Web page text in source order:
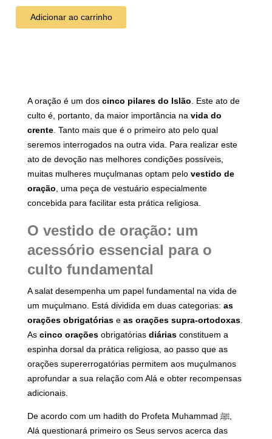
Adicionar ao carrinho
A oração é um dos cinco pilares do Islão . Este ato de
culto é, portanto, da maior importância na vida do
crente . Tanto mais que é o primeiro ato pelo qual
seremos interrogados na outra vida. Para realizar este
ato de devoção nas melhores condições possíveis,
muitas mulheres muçulmanas optam pelo vestido de
oração , uma peça de vestuário especialmente
concebida para facilitar esta prática religiosa.
O vestido de oração: um
acessório essencial para o
culto fundamental
A salat desempenha um papel fundamental na vida de
um muçulmano. Está dividida em duas categorias: as
orações obrigatórias e as orações supra-ortodoxas
As cinco orações obrigatórias diárias constituem a
espinha dorsal da prática religiosa, ao passo que as
orações supererrogatórias permitem aos muçulmanos
aprofundar a sua relação com Alá e obter recompensas
adicionais.
De acordo com um hadith do Profeta Muhammad ﷺ,
Alá questionará primeiro os Seus servos acerca das